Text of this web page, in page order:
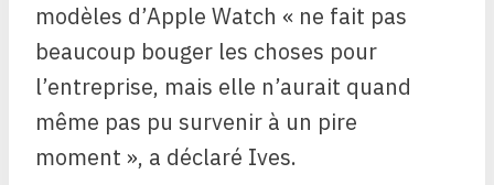
modèles d’Apple Watch « ne fait pas
beaucoup bouger les choses pour
l’entreprise, mais elle n’aurait quand
même pas pu survenir à un pire
moment », a déclaré Ives.